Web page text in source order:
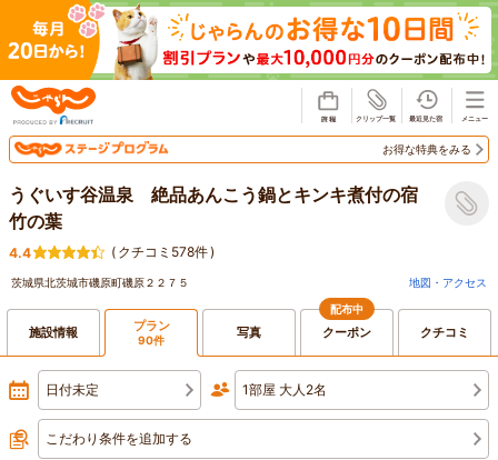
お得な特典をみる
うぐいす谷温泉 絶品あんこう鍋とキンキ煮付の宿
竹の葉
4.4 ( クチコミ578件)
茨城県北茨城市磯原町磯原２２７５ 地図・アクセス
施設情報 プラン
90件 写真
配布中
クーポン クチコミ
日付未定 1部屋 大人2名
こだわり条件を追加する